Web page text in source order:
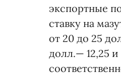
экспортные
ставку на
от 20 до 25
долл.— 12,25 и